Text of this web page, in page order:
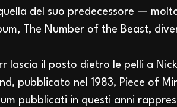
del suo predecessore —
The Number of the Beast,
lascia il posto dietro le pelli a
pubblicato nel 1983, Piece of
pubblicati in questi anni